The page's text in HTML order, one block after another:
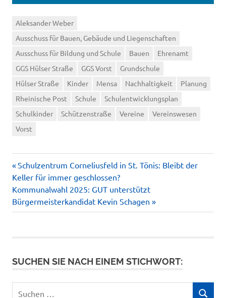
Aleksander Weber
Ausschuss für Bauen, Gebäude und Liegenschaften
Ausschuss für Bildung und Schule
Bauen
Ehrenamt
GGS Hülser Straße
GGS Vorst
Grundschule
Hülser Straße
Kinder Mensa Nachhaltigkeit
Planung
Rheinische Post
Schule
Schulentwicklungsplan
Schulkinder
Schützenstraße Vereine
Vereinswesen
Vorst
Beitragsnavigation
Vorheriger
Beitrag:
Schulzentrum Corneliusfeld in St. Tönis: Bleibt der
Keller für immer geschlossen?
Nächster
Beitrag:
Kommunalwahl 2025: GUT unterstützt
Bürgermeisterkandidat Kevin Schagen
SUCHEN SIE NACH EINEM STICHWORT: